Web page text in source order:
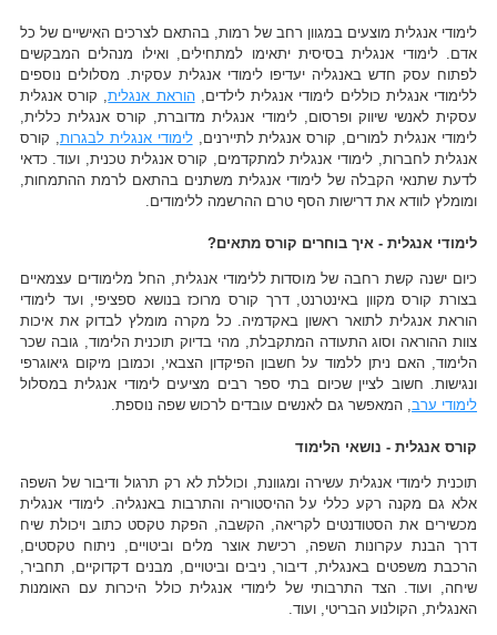
לימודי אנגלית מוצעים במגוון רחב של רמות, בהתאם לצרכים האישיים של כל
אדם. לימודי אנגלית בסיסית יתאימו למתחילים, ואילו מנהלים המבקשים
לפתוח עסק חדש באנגליה יעדיפו לימודי אנגלית עסקית. מסלולים נוספים
ללימודי אנגלית כוללים לימודי אנגלית לילדים,הוראת אנגלית, קורס אנגלית
עסקית לאנשי שיווק ופרסום, לימודי אנגלית מדוברת, קורס אנגלית כללית,
לימודי אנגלית למורים, קורס אנגלית לתיירנים,לימודי אנגלית לבגרות , קורס
אנגלית לחברות, לימודי אנגלית למתקדמים, קורס אנגלית טכנית, ועוד. כדאי
לדעת שתנאי הקבלה של לימודי אנגלית משתנים בהתאם לרמת ההתמחות,
ומומלץ לוודא את דרישות הסף טרם ההרשמה ללימודים.
לימודי אנגלית - איך בוחרים קורס מתאים?
כיום ישנה קשת רחבה של מוסדות ללימודי אנגלית, החל מלימודים עצמאיים
בצורת קורס מקוון באינטרנט, דרך קורס מרוכז בנושא ספציפי, ועד לימודי
הוראת אנגלית לתואר ראשון באקדמיה. כל מקרה מומלץ לבדוק את איכות
צוות ההוראה וסוג התעודה המתקבלת, מהי בדיוק תוכנית הלימוד, גובה שכר
הלימוד, האם ניתן ללמוד על חשבון הפיקדון הצבאי, וכמובן מיקום גיאוגרפי
ונגישות. חשוב לציין שכיום בתי ספר רבים מציעים לימודי אנגלית במסלול
לימודי ערב, המאפשר גם לאנשים עובדים לרכוש שפה נוספת.
קורס אנגלית - נושאי הלימוד
תוכנית לימודי אנגלית עשירה ומגוונת, וכוללת לא רק תרגול ודיבור של השפה
אלא גם מקנה רקע כללי על ההיסטוריה והתרבות באנגליה. לימודי אנגלית
מכשירים את הסטודנטים לקריאה, הקשבה, הפקת טקסט כתוב ויכולת שיח
דרך הבנת עקרונות השפה, רכישת אוצר מלים וביטויים, ניתוח טקסטים,
הרכבת משפטים באנגלית, דיבור, ניבים וביטויים, מבנים דקדוקיים, תחביר,
שיחה, ועוד. הצד התרבותי של לימודי אנגלית כולל היכרות עם האומנות
האנגלית, הקולנוע הבריטי, ועוד.